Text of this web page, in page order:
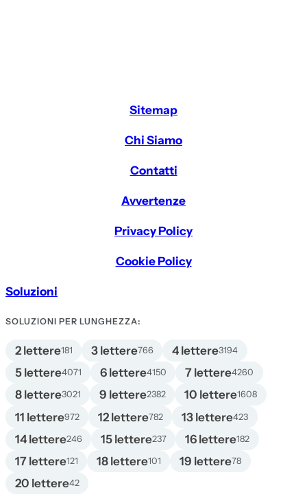
Sitemap
Chi Siamo
Contatti
Avvertenze
Privacy Policy
Cookie Policy
Soluzioni
SOLUZIONI PER LUNGHEZZA:
2 lettere181 3 lettere766 4 lettere3194
5 lettere4071 6 lettere4150 7 lettere4260
8 lettere3021 9 lettere2382 10 lettere1608
11 lettere972 12 lettere782 13 lettere423
14 lettere246 15 lettere237 16 lettere182
17 lettere121 18 lettere101 19 lettere78
20 lettere42